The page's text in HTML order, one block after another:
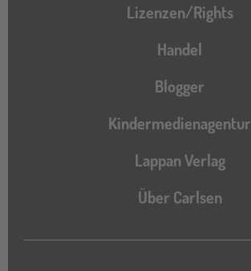
Lizenzen/Rights
Handel
Blogger
Kindermedienagentur
Lappan Verlag
Über Carlsen